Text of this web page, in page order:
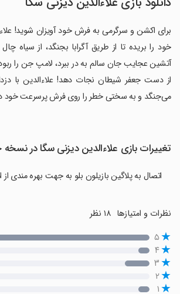
برای اکشن و سرگرمی به فرش خود آویزان شوید!
خود را بریده تا از طریق آگرابا بجنگد، از سیاه
آتشین عجایب جان سالم به در ببرد، لامپ جن را
از دست جعفر شیطان نجات دهد! علاءالدین با
می‌جنگد و به سختی خطر را روی فرش پرسرعت خود
تغییرات بازی علاءالدین دیزنی سگا در
اتصال به پلاگین بازیلون بلو به جهت بهره مندی از
نظرات و امتیازها
۵
۴
۳
۲
۱